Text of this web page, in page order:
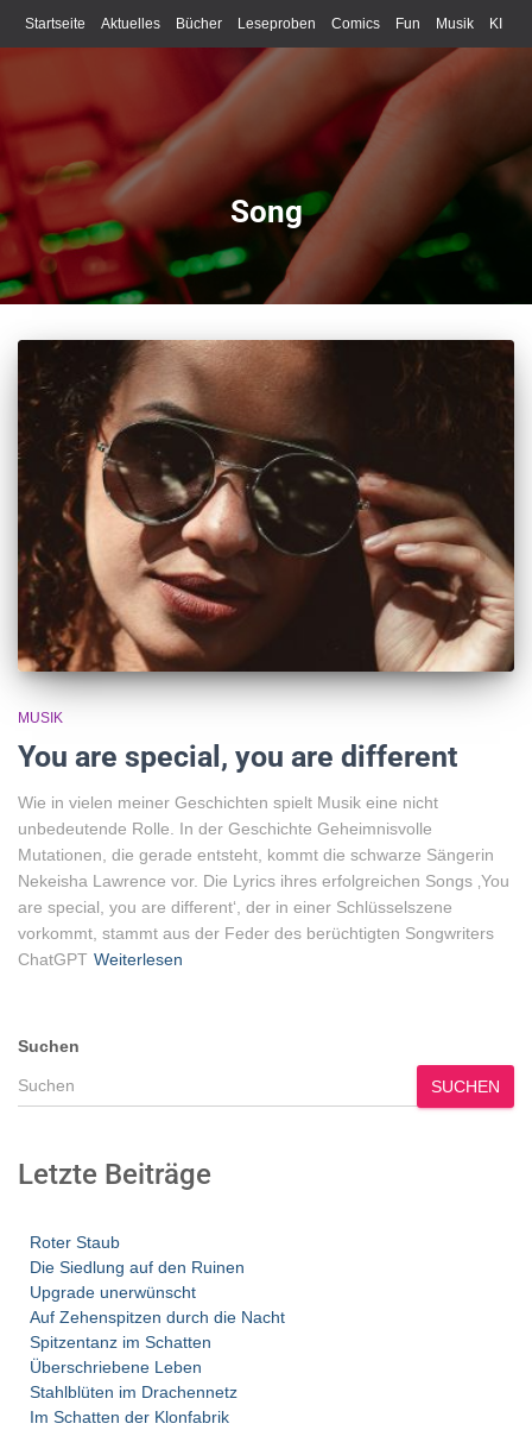
Startseite Aktuelles Bücher Leseproben Comics Fun Musik KI
Schreiben
Song
MUSIK
You are special, you are different
Wie in vielen meiner Geschichten spielt Musik eine nicht
unbedeutende Rolle. In der Geschichte Geheimnisvolle
Mutationen, die gerade entsteht, kommt die schwarze Sängerin
Nekeisha Lawrence vor. Die Lyrics ihres erfolgreichen Songs ‚You
are special, you are different‘, der in einer Schlüsselszene
vorkommt, stammt aus der Feder des berüchtigten Songwriters
ChatGPT Weiterlesen
Suchen
SUCHEN
Letzte Beiträge
Roter Staub
Die Siedlung auf den Ruinen
Upgrade unerwünscht
Auf Zehenspitzen durch die Nacht
Spitzentanz im Schatten
Überschriebene Leben
Stahlblüten im Drachennetz
Im Schatten der Klonfabrik